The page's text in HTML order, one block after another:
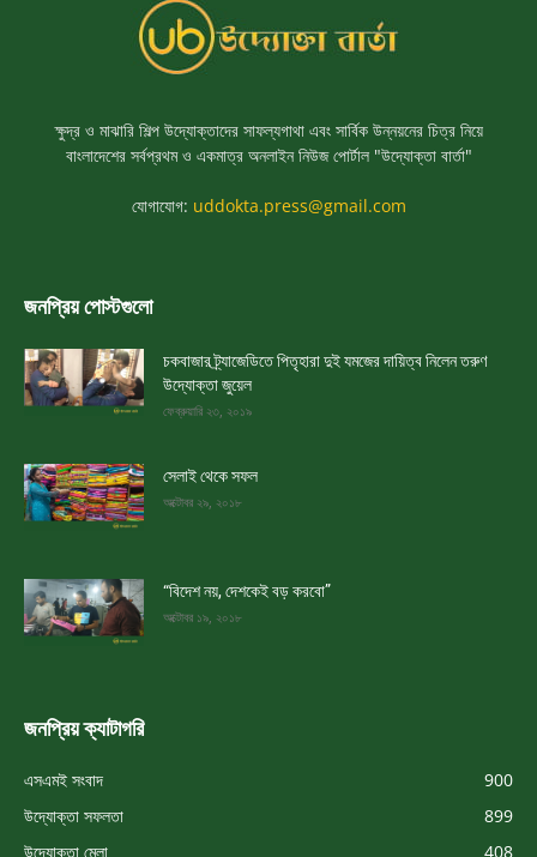
ক্ষুদ্র ও মাঝারি শিল্প উদ্যোক্তাদের সাফল্যগাথা এবং সার্বিক উন্নয়নের চিত্র নিয়ে
বাংলাদেশের সর্বপ্রথম ও একমাত্র অনলাইন নিউজ পোর্টাল "উদ্যোক্তা বার্তা"
যোগাযোগ: uddokta.press@gmail.com
জনপ্রিয় পোস্টগুলো
চকবাজার ট্র্যাজেডিতে পিতৃহারা দুই যমজের দায়িত্ব নিলেন তরুণ
উদ্যোক্তা জুয়েল
ফেব্রুয়ারি ২৩, ২০১৯
সেলাই থেকে সফল
অক্টোবর ২৯, ২০১৮
“বিদেশ নয়, দেশকেই বড় করবো”
অক্টোবর ১৯, ২০১৮
জনপ্রিয় ক্যাটাগরি
এসএমই সংবাদ
900
উদ্যোক্তা সফলতা
899
উদ্যোক্তা মেলা
408